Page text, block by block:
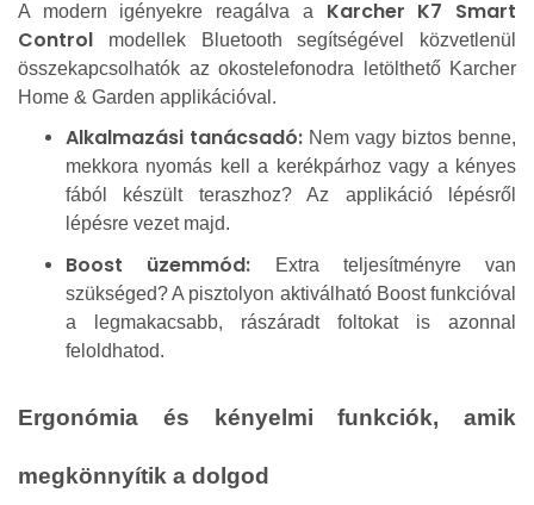
A modern igényekre reagálva a Karcher K7 Smart
Control modellek Bluetooth segítségével közvetlenül
összekapcsolhatók az okostelefonodra letölthető Karcher
Home & Garden applikációval.
Alkalmazási tanácsadó: Nem vagy biztos benne,
mekkora nyomás kell a kerékpárhoz vagy a kényes
fából készült teraszhoz? Az applikáció lépésről
lépésre vezet majd.
Boost üzemmód: Extra teljesítményre van
szükséged? A pisztolyon aktiválható Boost funkcióval
a legmakacsabb, rászáradt foltokat is azonnal
feloldhatod.
Ergonómia és kényelmi funkciók, amik
megkönnyítik a dolgod